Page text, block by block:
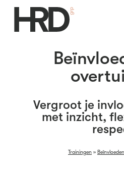
Vergroot je
met inzicht,
Trainingen »